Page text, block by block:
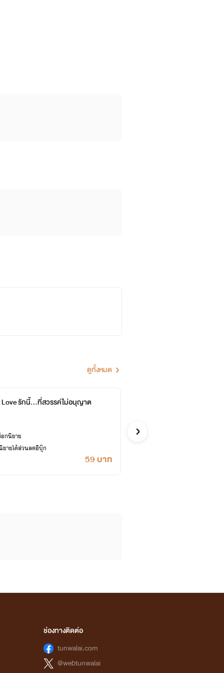
ดูทั้งหมด
Love รักนี้...ที่สวรรค์ไม่อนุญาต
59 บาท
กนิยาย
ยายได้ส่วนลดอีบุ๊ก
ช่องทางติดต่อ
tunwalai.com
@webtunwalai